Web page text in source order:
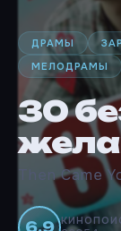
ДРАМЫ
МЕЛОДРАМЫ
30
Then Came